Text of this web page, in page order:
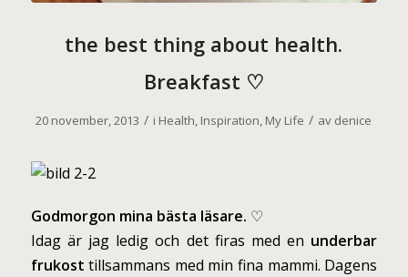
the best thing about health.
Breakfast ♡
20 november, 2013 / i Health, Inspiration, My Life / av denice
Godmorgon mina bästa läsare. ♡
Idag är jag ledig och det firas med en underbar
frukost tillsammans med min fina mammi. Dagens